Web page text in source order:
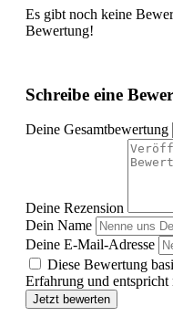
Es gibt noch keine
Bewertung!
Schreibe eine
Deine Gesamtbewertung
Deine Rezension
Dein Name
Deine E-Mail-Adresse
Diese Bewertung
Erfahrung und
Jetzt bewerten